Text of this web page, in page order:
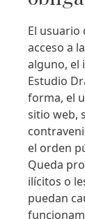
El usuario
acceso a
alguno, el
Estudio
forma, el
sitio web,
el orden
Queda
ilícitos o
puedan